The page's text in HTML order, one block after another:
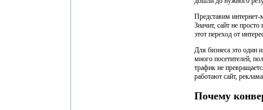
Представим
Значит, сайт не
этот переход от
Для бизнеса это один
много посетителей,
трафик не
работают сайт,
Почему